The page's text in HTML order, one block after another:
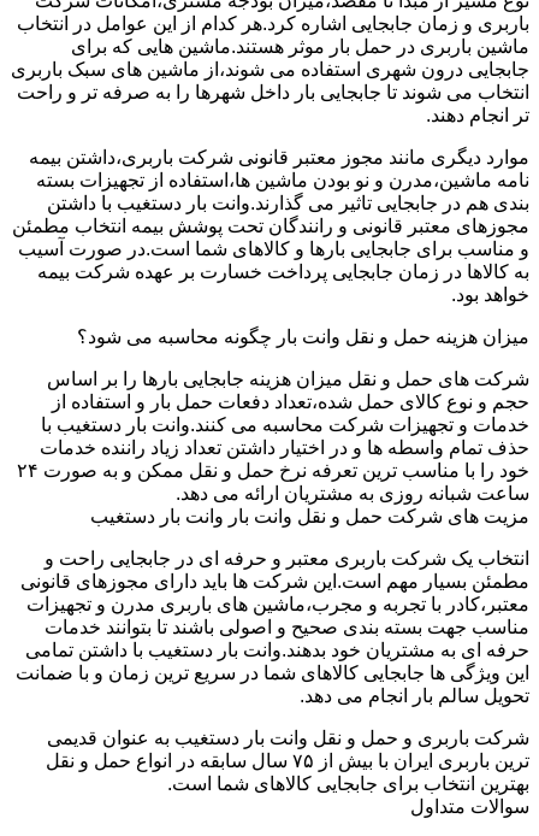
باربری و زمان جابجایی اشاره کرد.هر کدام از این عوامل در انتخاب
ماشین باربری در حمل بار موثر هستند.ماشین هایی که برای
جابجایی درون شهری استفاده می شوند،از ماشین های سبک باربری
انتخاب می شوند تا جابجایی بار داخل شهرها را به صرفه تر و راحت
تر انجام دهند.
موارد دیگری مانند مجوز معتبر قانونی شرکت باربری،داشتن بیمه
نامه ماشین،مدرن و نو بودن ماشین ها،استفاده از تجهیزات بسته
بندی هم در جابجایی تاثیر می گذارند.وانت بار دستغیب با داشتن
مجوزهای معتبر قانونی و رانندگان تحت پوشش بیمه انتخاب مطمئن
و مناسب برای جابجایی بارها و کالاهای شما است.در صورت آسیب
به کالاها در زمان جابجایی پرداخت خسارت بر عهده شرکت بیمه
خواهد بود.
میزان هزینه حمل و نقل وانت بار چگونه محاسبه می شود؟
شرکت های حمل و نقل میزان هزینه جابجایی بارها را بر اساس
حجم و نوع کالای حمل شده،تعداد دفعات حمل بار و استفاده از
خدمات و تجهیزات شرکت محاسبه می کنند.وانت بار دستغیب با
حذف تمام واسطه ها و در اختیار داشتن تعداد زیاد راننده خدمات
خود را با مناسب ترین تعرفه نرخ حمل و نقل ممکن و به صورت ۲۴
ساعت شبانه روزی به مشتریان ارائه می دهد.
مزیت های شرکت حمل و نقل وانت بار وانت بار دستغیب
انتخاب یک شرکت باربری معتبر و حرفه ای در جابجایی راحت و
مطمئن بسیار مهم است.این شرکت ها باید دارای مجوزهای قانونی
معتبر،کادر با تجربه و مجرب،ماشین های باربری مدرن و تجهیزات
مناسب جهت بسته بندی صحیح و اصولی باشند تا بتوانند خدمات
حرفه ای به مشتریان خود بدهند.وانت بار دستغیب با داشتن تمامی
این ویژگی ها جابجایی کالاهای شما در سریع ترین زمان و با ضمانت
تحویل سالم بار انجام می دهد.
شرکت باربری و حمل و نقل وانت بار دستغیب به عنوان قدیمی
ترین باربری ایران با بیش از ۷۵ سال سابقه در انواع حمل و نقل
بهترین انتخاب برای جابجایی کالاهای شما است.
سوالات متداول